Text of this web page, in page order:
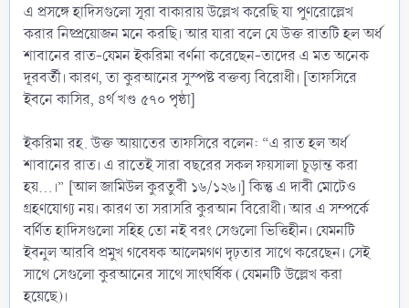
এ প্রসঙ্গে হাদিসগুলো সূরা বাকারায় উল্লেখ করেছি যা পুণরোল্লেখ
করার নিষ্প্রয়োজন মনে করছি। আর যারা বলে যে উক্ত রাতটি হল অর্ধ
শাবানের রাত-যেমন ইকরিমা বর্ণনা করেছেন-তাদের এ মত অনেক
দূরবর্তী। কারণ, তা কুরআনের সুস্পষ্ট বক্তব্য বিরোধী। [তাফসিরে
ইবনে কাসির, ৪র্থ খণ্ড ৫৭০ পৃষ্ঠা]
ইকরিমা রহ. উক্ত আয়াতের তাফসিরে বলেন: “এ রাত হল অর্ধ
শাবানের রাত। এ রাতেই সারা বছরের সকল ফয়সালা চূড়ান্ত করা
হয়…।” [আল জামিউল কুরতুবী ১৬/১২৬।] কিন্তু এ দাবী মোটেও
গ্রহণযোগ্য নয়। কারণ তা সরাসরি কুরআন বিরোধী। আর এ সম্পর্কে
বর্ণিত হাদিসগুলো সহিহ তো নই বরং সেগুলো ভিত্তিহীন। যেমনটি
ইবনুল আরবি প্রমুখ গবেষক আলেমগণ দৃঢ়তার সাথে করেছেন। সেই
সাথে সেগুলো কুরআনের সাথে সাংঘর্ষিক (যেমনটি উল্লেখ করা
হয়েছে)।